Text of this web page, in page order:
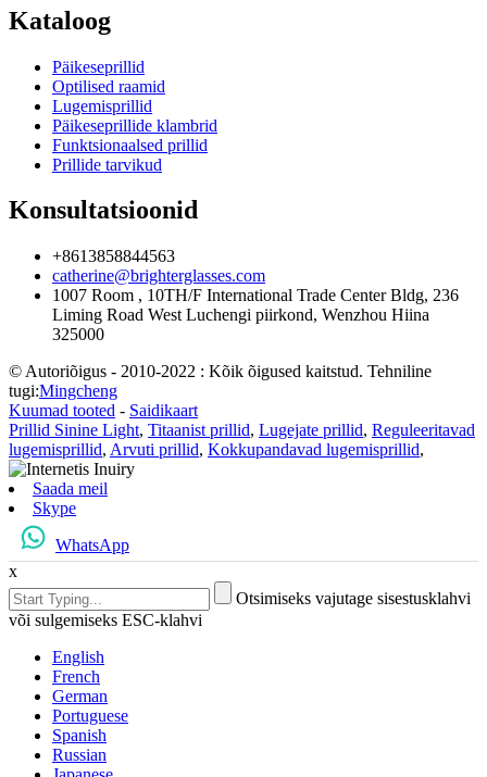
Kataloog
Päikeseprillid
Optilised raamid
Lugemisprillid
Päikeseprillide klambrid
Funktsionaalsed prillid
Prillide tarvikud
Konsultatsioonid
+8613858844563
catherine@brighterglasses.com
1007 Room , 10TH/F International Trade Center Bldg, 236
Liming Road West Luchengi piirkond, Wenzhou Hiina
325000
© Autoriõigus - 2010-2022 : Kõik õigused kaitstud. Tehniline
tugi:Mingcheng
Kuumad tooted - Saidikaart
Prillid Sinine Light, Titaanist prillid, Lugejate prillid, Reguleeritavad
lugemisprillid, Arvuti prillid, Kokkupandavad lugemisprillid,
Saada meil
Skype
WhatsApp
x
Otsimiseks vajutage sisestusklahvi
või sulgemiseks ESC-klahvi
English
French
German
Portuguese
Spanish
Russian